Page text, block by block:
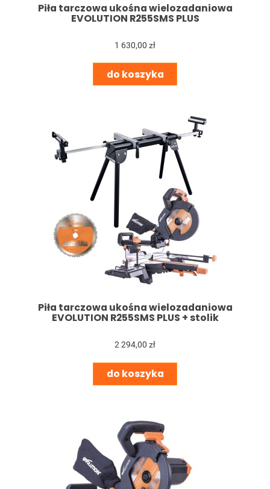
Piła tarczowa ukośna wielozadaniowa
EVOLUTION R255SMS PLUS
1 630,00 zł
do koszyka
Piła tarczowa ukośna wielozadaniowa
EVOLUTION R255SMS PLUS + stolik
2 294,00 zł
do koszyka